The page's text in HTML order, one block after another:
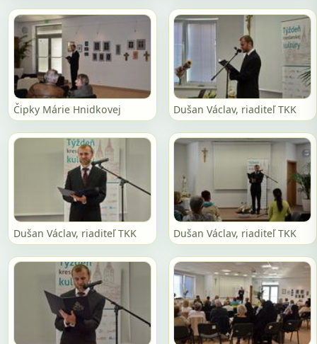
Čipky Márie Hnidkovej Dušan Václav, riaditeľ TKK
Dušan Václav, riaditeľ TKK Dušan Václav, riaditeľ TKK